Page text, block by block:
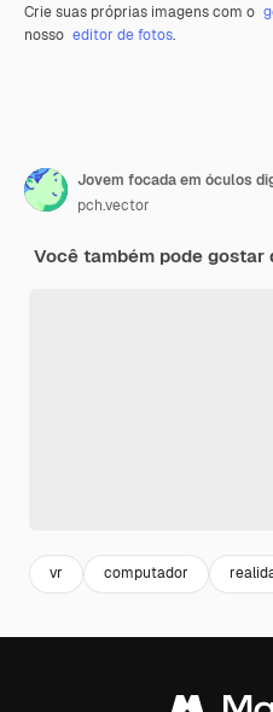
Crie suas próprias imagens com o
nosso editor de fotos.
Jovem focada em óculos
pch.vector
Você também pode gostar
vr computador